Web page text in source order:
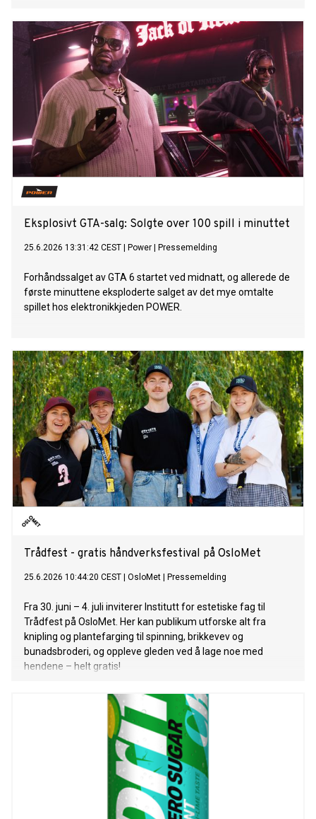
Eksplosivt GTA-salg: Solgte over 100 spill i minuttet
25.6.2026 13:31:42 CEST Power Pressemelding
Forhåndssalget av GTA 6 startet ved midnatt, og allerede de
første minuttene eksploderte salget av det mye omtalte
spillet hos elektronikkjeden POWER.
Trådfest - gratis håndverksfestival på OsloMet
25.6.2026 10:44:20 CEST OsloMet Pressemelding
Fra 30. juni – 4. juli inviterer Institutt for estetiske fag til
Trådfest på OsloMet. Her kan publikum utforske alt fra
knipling og plantefarging til spinning, brikkevev og
bunadsbroderi, og oppleve gleden ved å lage noe med
hendene – helt gratis!